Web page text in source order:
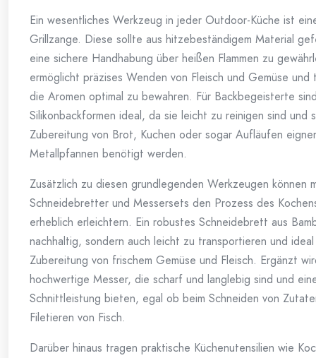
Ein wesentliches Werkzeug in jeder Outdoor-Küche ist
Grillzange. Diese sollte aus hitzebeständigem Material
eine sichere Handhabung über heißen Flammen zu
ermöglicht präzises Wenden von Fleisch und Gemüse
die Aromen optimal zu bewahren. Für Backbegeisterte
Silikonbackformen ideal, da sie leicht zu reinigen sind und
Zubereitung von Brot, Kuchen oder sogar Aufläufen
Metallpfannen benötigt werden.
Zusätzlich zu diesen grundlegenden Werkzeugen können
Schneidebretter und Messersets den Prozess des
erheblich erleichtern. Ein robustes Schneidebrett aus
nachhaltig, sondern auch leicht zu transportieren und
Zubereitung von frischem Gemüse und Fleisch. Ergänzt
hochwertige Messer, die scharf und langlebig sind und
Schnittleistung bieten, egal ob beim Schneiden von
Filetieren von Fisch.
Darüber hinaus tragen praktische Küchenutensilien wie